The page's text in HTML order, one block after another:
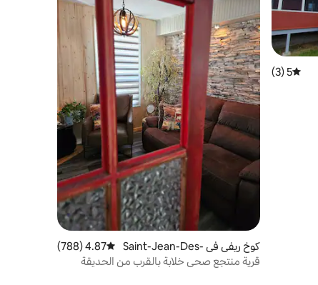
متوسط التقييم 5 من 5، 3 مراجعات
5 (3)
كوخ ريفي في Saint-Jean-Des-
Piles
متوسط التقييم 4.87 من 5، 788 مراجعات
4.87 (788)
قرية منتجع صحي خلابة بالقرب من الحديقة